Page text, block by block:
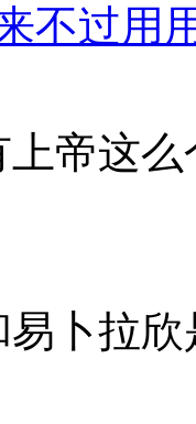
不过用
上帝这
卜拉